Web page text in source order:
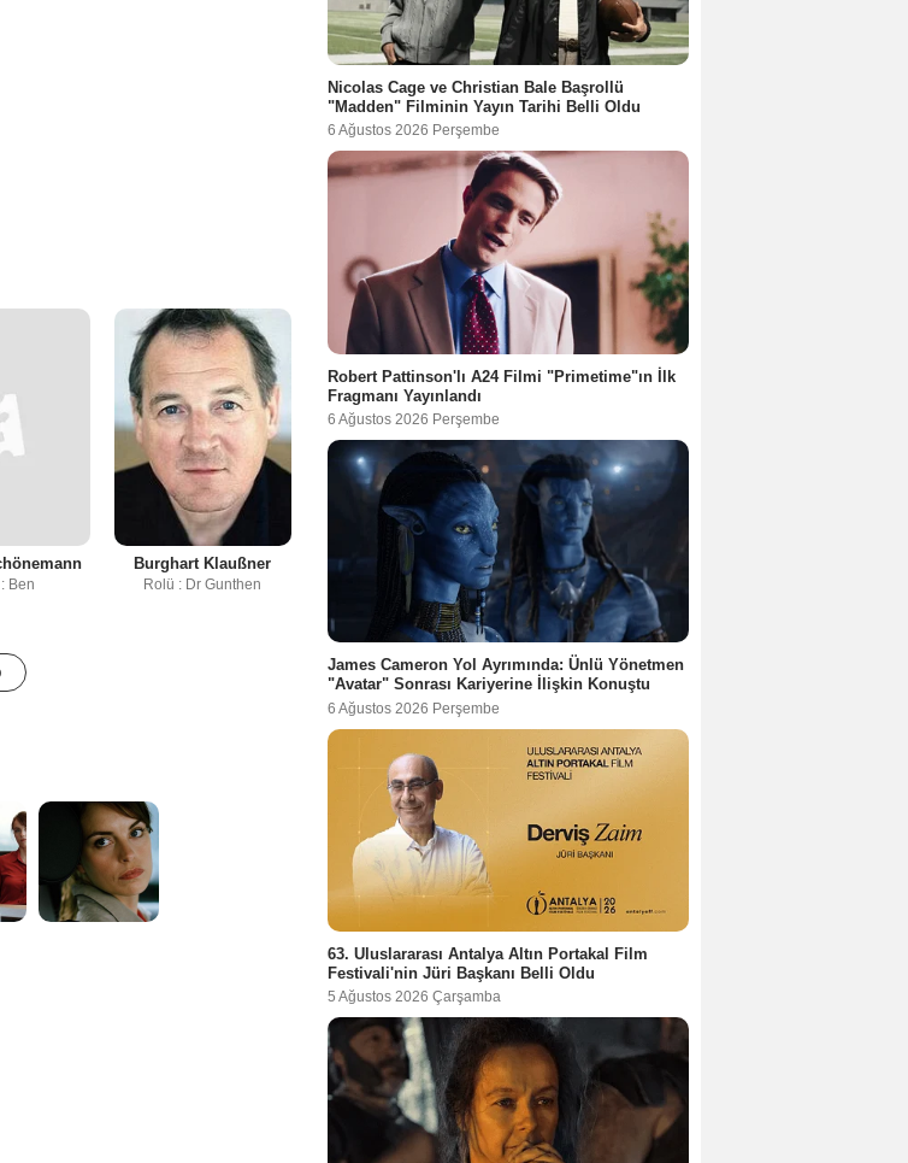
Ben
Burghart Klaußner
Rolü : Dr Gunthen
Nicolas Cage ve Christian Bale Başrollü
"Madden" Filminin Yayın Tarihi Belli Oldu
6 Ağustos 2026 Perşembe
Robert Pattinson'lı A24 Filmi "Primetime"ın İlk
Fragmanı Yayınlandı
6 Ağustos 2026 Perşembe
James Cameron Yol Ayrımında: Ünlü Yönetmen
"Avatar" Sonrası Kariyerine İlişkin Konuştu
6 Ağustos 2026 Perşembe
63. Uluslararası Antalya Altın Portakal Film
Festivali'nin Jüri Başkanı Belli Oldu
5 Ağustos 2026 Çarşamba